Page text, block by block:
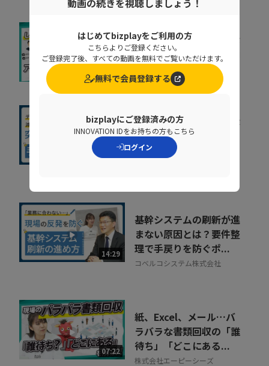
07:34
増え続けるID、見きれな
い管理が事故を生む理由
株式会社インターネットイニシ
アティブ
08:36
人事給与システムで手作
業が残る原因とは？デー
タの分断対策、業...
14:29
基幹システムの刷新が進
まない原因とは？要件整
理で手戻りを防ぐポ...
コベルコシステム株式会社
07:22
紙、Excel、メール…バ
ラバラな書類回収の「誰
待ち」「どこにある...
株式会社エーピーシーズ
はじめてbizplayをご利用の方
こちらよりご登録ください。
ご登録完了後、すべての動画を無料でご覧いただけます。
無料で会員登録する
bizplayにご登録済みの方
INNOVATION IDをお持ちの方もこちら
ログイン